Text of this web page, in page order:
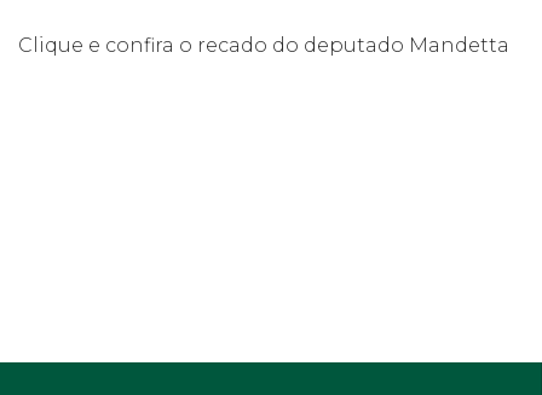
Clique e confira o recado do deputado Mandetta